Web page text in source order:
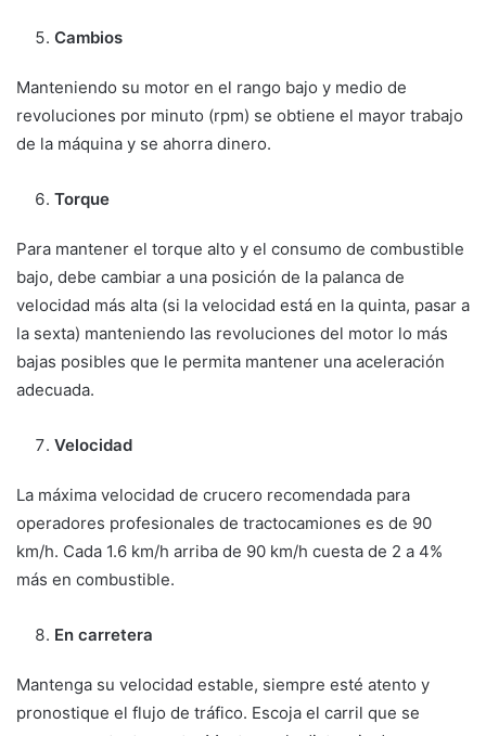
Cambios
Manteniendo su motor en el rango bajo y medio de
revoluciones por minuto (rpm) se obtiene el mayor trabajo
de la máquina y se ahorra dinero.
Torque
Para mantener el torque alto y el consumo de combustible
bajo, debe cambiar a una posición de la palanca de
velocidad más alta (si la velocidad está en la quinta, pasar a
la sexta) manteniendo las revoluciones del motor lo más
bajas posibles que le permita mantener una aceleración
adecuada.
Velocidad
La máxima velocidad de crucero recomendada para
operadores profesionales de tractocamiones es de 90
km/h. Cada 1.6 km/h arriba de 90 km/h cuesta de 2 a 4%
más en combustible.
En carretera
Mantenga su velocidad estable, siempre esté atento y
pronostique el flujo de tráfico. Escoja el carril que se